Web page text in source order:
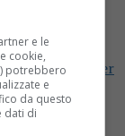
Regione
Conte, per
e le
cookie,
potrebbero
e
da questo
dati di